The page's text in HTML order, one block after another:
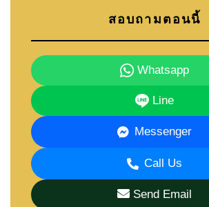
สอบถามตอนนี้
Whatsapp
Line
Messenger
Call Us
Send Email